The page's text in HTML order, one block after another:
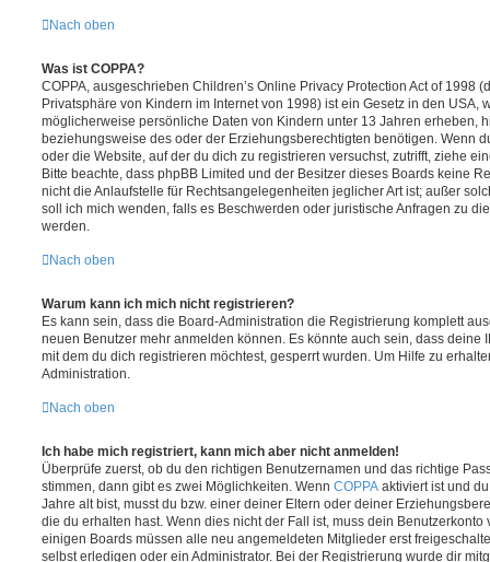
Nach oben
Was ist COPPA?
COPPA, ausgeschrieben Children’s Online Privacy Protection Act of 1998
Privatsphäre von Kindern im Internet von 1998) ist ein Gesetz in den USA,
möglicherweise persönliche Daten von Kindern unter 13 Jahren erheben,
beziehungsweise des oder der Erziehungsberechtigten benötigen. Wenn
oder die Website, auf der du dich zu registrieren versuchst, zutrifft, ziehe
Bitte beachte, dass phpBB Limited und der Besitzer dieses Boards keine
nicht die Anlaufstelle für Rechtsangelegenheiten jeglicher Art ist; außer
soll ich mich wenden, falls es Beschwerden oder juristische Anfragen zu
werden.
Nach oben
Warum kann ich mich nicht registrieren?
Es kann sein, dass die Board-Administration die Registrierung komplett
neuen Benutzer mehr anmelden können. Es könnte auch sein, dass deine
mit dem du dich registrieren möchtest, gesperrt wurden. Um Hilfe zu
Administration.
Nach oben
Ich habe mich registriert, kann mich aber nicht anmelden!
Überprüfe zuerst, ob du den richtigen Benutzernamen und das richtige
stimmen, dann gibt es zwei Möglichkeiten. Wenn COPPA aktiviert ist und
Jahre alt bist, musst du bzw. einer deiner Eltern oder deiner
die du erhalten hast. Wenn dies nicht der Fall ist, muss dein
einigen Boards müssen alle neu angemeldeten Mitglieder erst
selbst erledigen oder ein Administrator. Bei der Registrierung wurde dir